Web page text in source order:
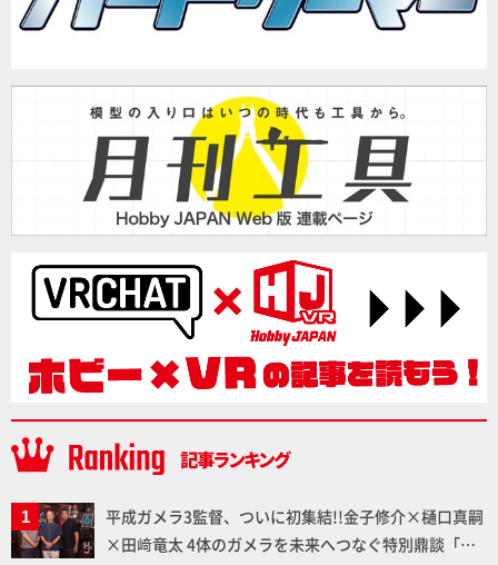
平成ガメラ3監督、ついに初集結!!金子修介×樋口真嗣
×田﨑竜太 4体のガメラを未来へつなぐ特別鼎談「ガ